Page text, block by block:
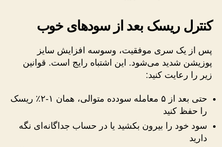
کنترل ریسک بعد از سودهای خوب
پس از یک سری موفقیت، وسوسه افزایش سایز
پوزیشن شدید می‌شود. این اشتباه رایج است. قوانین
زیر را رعایت کنید:
حتی بعد از ۵ معامله سودده متوالی، همان ۱-۲٪ ریسک
را حفظ کنید
سود خود را بیرون بکشید یا در حساب جداگانه‌ای نگه
دارید